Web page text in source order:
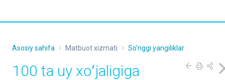
Asosiy sahifa Matbuot xizmati So'nggi yangiliklar
100 ta uy xoʻjaligiga